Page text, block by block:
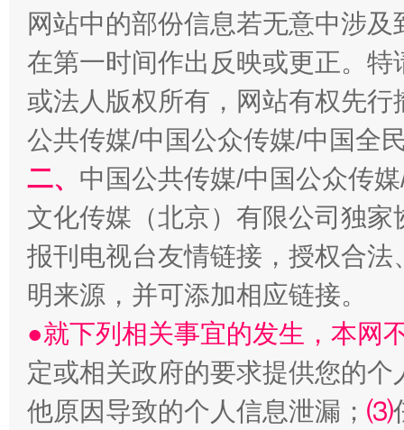
全民健身五年计划来了！等你上场
阿坝州三大球赛在茂县开幕 规模
网站中的部份信息若无意中涉
在第一时间作出反映或更正。
或法人版权所有，网站有权先
公共传媒/中国公众传媒/中国全
二、 中国公共传媒/中国公众传
文化传媒（北京）有限公司独
报刊电视台友情链接，授权合
明来源，并可添加相应链接。
●就下列相关事宜的发生，本网
定或相关政府的要求提供您的个
他原因导致的个人信息泄漏； ⑶